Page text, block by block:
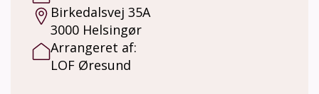
Birkedalsvej 35A
3000 Helsingør
Arrangeret af:
LOF Øresund